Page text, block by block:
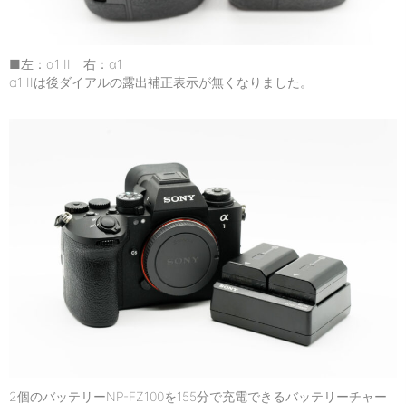
■左：α1 II 右：α1
α1 IIは後ダイアルの露出補正表示が無くなりました。
2個のバッテリーNP-FZ100を155分で充電できるバッテリーチャー